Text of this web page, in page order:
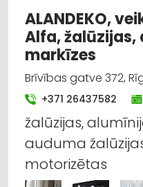
ALANDEKO,
Alfa, žalūzijas,
markīzes
Brīvības gatve 372,
+371 26437582
žalūzijas,
auduma
motorizētas